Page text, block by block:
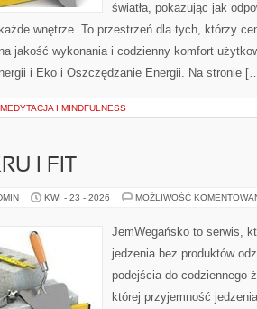
światła, pokazując jak
wnętrze. To przestrzeń dla tych, którzy
jakość wykonania i codzienny komfort
i Eko i Oszczędzanie Energii. Na stronie
MEDYTACJA I MINDFULNESS
I FIT
KWI - 23 - 2026 MOŻLIWOŚĆ
JemWegańsko to serwis,
jedzenia bez produktów
podejścia do codziennego
której przyjemność